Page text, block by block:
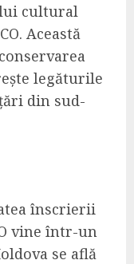
cultural
Această
legăturile
din sud-
înscrierii
vine într-un
se află